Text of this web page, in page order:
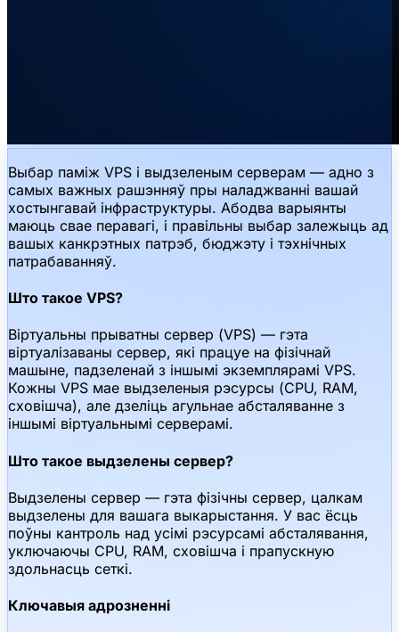
Выбар паміж VPS і выдзеленым серверам — адно з
самых важных рашэнняў пры наладжванні вашай
хостынгавай інфраструктуры. Абодва варыянты
маюць свае перавагі, і правільны выбар залежыць ад
вашых канкрэтных патрэб, бюджэту і тэхнічных
патрабаванняў.
Што такое VPS?
Віртуальны прыватны сервер (VPS) — гэта
віртуалізаваны сервер, які працуе на фізічнай
машыне, падзеленай з іншымі экземплярамі VPS.
Кожны VPS мае выдзеленыя рэсурсы (CPU, RAM,
сховішча), але дзеліць агульнае абсталяванне з
іншымі віртуальнымі серверамі.
Што такое выдзелены сервер?
Выдзелены сервер — гэта фізічны сервер, цалкам
выдзелены для вашага выкарыстання. У вас ёсць
поўны кантроль над усімі рэсурсамі абсталявання,
уключаючы CPU, RAM, сховішча і прапускную
здольнасць сеткі.
Ключавыя адрозненні